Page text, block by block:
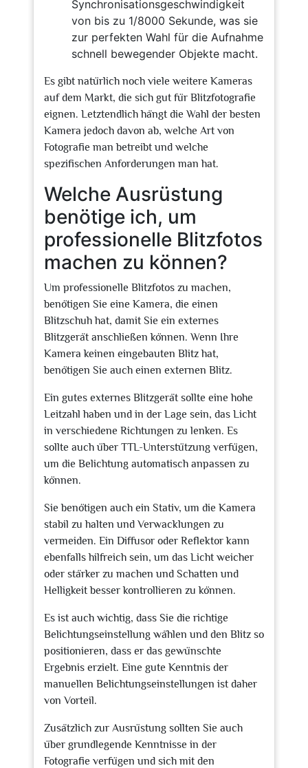
Synchronisationsgeschwindigkeit
von bis zu 1/8000 Sekunde, was sie
zur perfekten Wahl für die Aufnahme
schnell bewegender Objekte macht.
Es gibt natürlich noch viele weitere Kameras
auf dem Markt, die sich gut für Blitzfotografie
eignen. Letztendlich hängt die Wahl der besten
Kamera jedoch davon ab, welche Art von
Fotografie man betreibt und welche
spezifischen Anforderungen man hat.
Welche Ausrüstung
benötige ich, um
professionelle Blitzfotos
machen zu können?
Um professionelle Blitzfotos zu machen,
benötigen Sie eine Kamera, die einen
Blitzschuh hat, damit Sie ein externes
Blitzgerät anschließen können. Wenn Ihre
Kamera keinen eingebauten Blitz hat,
benötigen Sie auch einen externen Blitz.
Ein gutes externes Blitzgerät sollte eine hohe
Leitzahl haben und in der Lage sein, das Licht
in verschiedene Richtungen zu lenken. Es
sollte auch über TTL-Unterstützung verfügen,
um die Belichtung automatisch anpassen zu
können.
Sie benötigen auch ein Stativ, um die Kamera
stabil zu halten und Verwacklungen zu
vermeiden. Ein Diffusor oder Reflektor kann
ebenfalls hilfreich sein, um das Licht weicher
oder stärker zu machen und Schatten und
Helligkeit besser kontrollieren zu können.
Es ist auch wichtig, dass Sie die richtige
Belichtungseinstellung wählen und den Blitz so
positionieren, dass er das gewünschte
Ergebnis erzielt. Eine gute Kenntnis der
manuellen Belichtungseinstellungen ist daher
von Vorteil.
Zusätzlich zur Ausrüstung sollten Sie auch
über grundlegende Kenntnisse in der
Fotografie verfügen und sich mit den